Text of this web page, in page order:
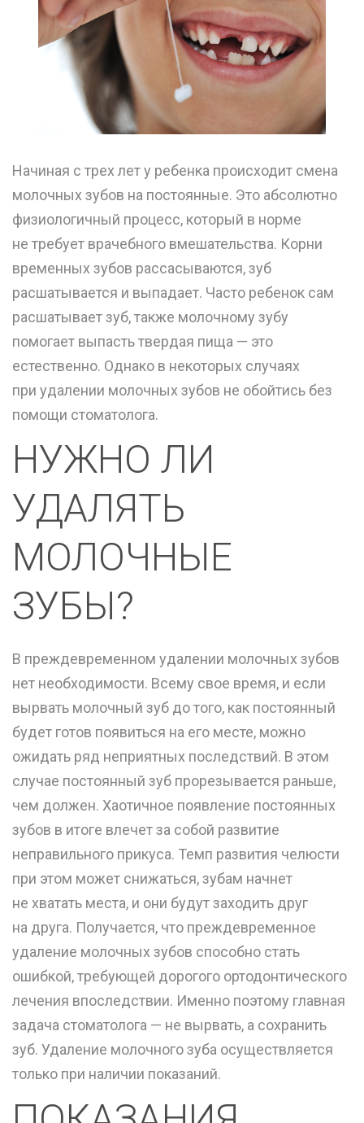
Начиная с трех лет у ребенка происходит смена
молочных зубов на постоянные. Это абсолютно
физиологичный процесс, который в норме
не требует врачебного вмешательства. Корни
временных зубов рассасываются, зуб
расшатывается и выпадает. Часто ребенок сам
расшатывает зуб, также молочному зубу
помогает выпасть твердая пища — это
естественно. Однако в некоторых случаях
при удалении молочных зубов не обойтись без
помощи стоматолога.
НУЖНО ЛИ
УДАЛЯТЬ
МОЛОЧНЫЕ
ЗУБЫ?
В преждевременном удалении молочных зубов
нет необходимости. Всему свое время, и если
вырвать молочный зуб до того, как постоянный
будет готов появиться на его месте, можно
ожидать ряд неприятных последствий. В этом
случае постоянный зуб прорезывается раньше,
чем должен. Хаотичное появление постоянных
зубов в итоге влечет за собой развитие
неправильного прикуса. Темп развития челюсти
при этом может снижаться, зубам начнет
не хватать места, и они будут заходить друг
на друга. Получается, что преждевременное
удаление молочных зубов способно стать
ошибкой, требующей дорогого ортодонтического
лечения впоследствии. Именно поэтому главная
задача стоматолога — не вырвать, а сохранить
зуб. Удаление молочного зуба осуществляется
только при наличии показаний.